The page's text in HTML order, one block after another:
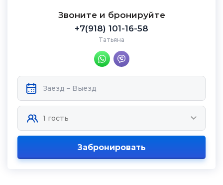
Звоните и бронируйте
+7(918) 101-16-58
Татьяна
Забронировать